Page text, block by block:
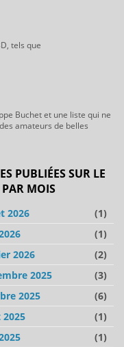
tels que
Buchet et une liste qui ne
amateurs de belles
PUBLIÉES SUR LE
PAR MOIS
2026
(1)
(1)
2026
(2)
2025
(3)
2025
(6)
(1)
(1)